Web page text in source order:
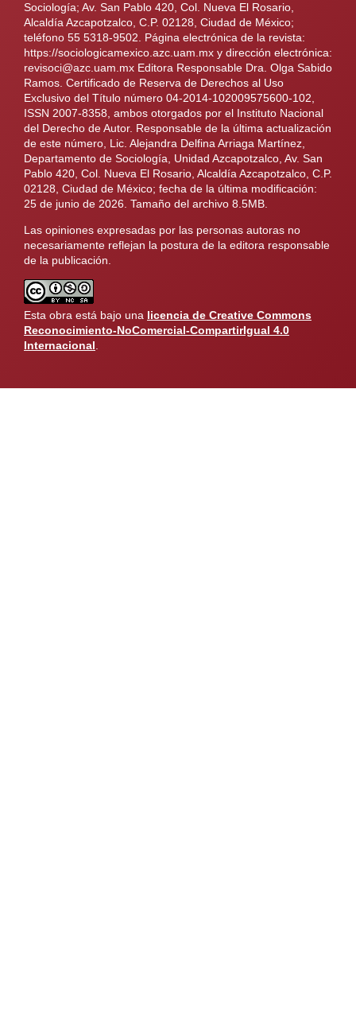
Sociología; Av. San Pablo 420, Col. Nueva El Rosario,
Alcaldía Azcapotzalco, C.P. 02128, Ciudad de México;
teléfono 55 5318-9502. Página electrónica de la revista:
https://sociologicamexico.azc.uam.mx y dirección electrónica:
revisoci@azc.uam.mx Editora Responsable Dra. Olga Sabido
Ramos. Certificado de Reserva de Derechos al Uso
Exclusivo del Título número 04-2014-102009575600-102,
ISSN 2007-8358, ambos otorgados por el Instituto Nacional
del Derecho de Autor. Responsable de la última actualización
de este número, Lic. Alejandra Delfina Arriaga Martínez,
Departamento de Sociología, Unidad Azcapotzalco, Av. San
Pablo 420, Col. Nueva El Rosario, Alcaldía Azcapotzalco, C.P.
02128, Ciudad de México; fecha de la última modificación:
25 de junio de 2026. Tamaño del archivo 8.5MB.
Las opiniones expresadas por las personas autoras no
necesariamente reflejan la postura de la editora responsable
de la publicación.
Esta obra está bajo una licencia de Creative Commons
Reconocimiento-NoComercial-CompartirIgual 4.0
Internacional.